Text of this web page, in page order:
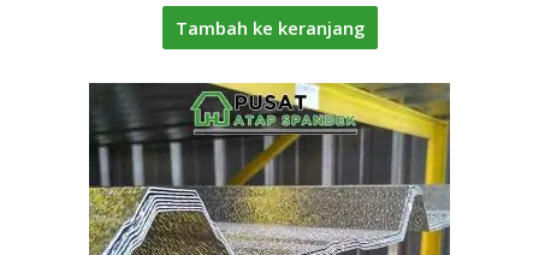
Tambah ke keranjang